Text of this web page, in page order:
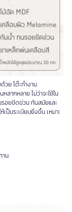
วย โต๊ะทำงาน
ลากหลาย ไม่ว่าจะใช้ใน
รอยขีดข่วน ทันสมัยและ
ป็นระเบียบยิ่งขึ้น เหมาะ
าน